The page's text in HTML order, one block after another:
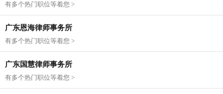
有多个热门职位等着您 >
广东恩海律师事务所
有多个热门职位等着您 >
广东国慧律师事务所
有多个热门职位等着您 >